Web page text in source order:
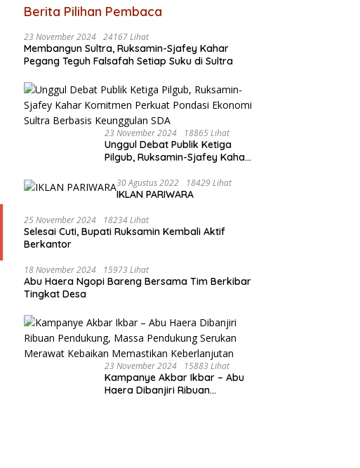
Berita Pilihan Pembaca
23 November 2024 24167 Lihat
Membangun Sultra, Ruksamin-Sjafey Kahar
Pegang Teguh Falsafah Setiap Suku di Sultra
23 November 2024 18865 Lihat
Unggul Debat Publik Ketiga
Pilgub, Ruksamin-Sjafey Kahar
Ekonomi Sultra Berbasis
Keunggulan SDA
30 Agustus 2022 18429 Lihat
IKLAN PARIWARA
25 November 2024 18234 Lihat
Selesai Cuti, Bupati Ruksamin Kembali Aktif
Berkantor
18 November 2024 15973 Lihat
Abu Haera Ngopi Bareng Bersama Tim Berkibar
Tingkat Desa
23 November 2024 15883 Lihat
Kampanye Akbar Ikbar – Abu
Haera Dibanjiri Ribuan